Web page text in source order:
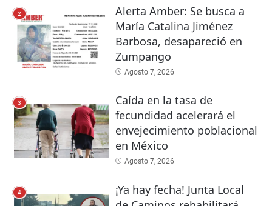
2
Alerta Amber: Se busca a
María Catalina Jiménez
Barbosa, desapareció en
Zumpango
Agosto 7, 2026
3
Caída en la tasa de
fecundidad acelerará el
envejecimiento poblacional
en México
Agosto 7, 2026
4
¡Ya hay fecha! Junta Local